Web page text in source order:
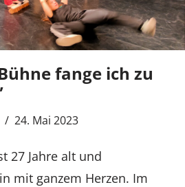
fange ich zu
24. Mai 2023
27 Jahre alt und
mit ganzem Herzen. Im